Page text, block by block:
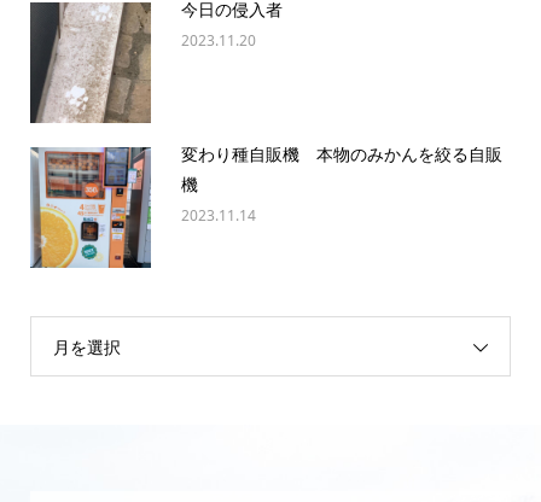
今日の侵入者
2023.11.20
変わり種自販機 本物のみかんを絞る自販
機
2023.11.14
月を選択